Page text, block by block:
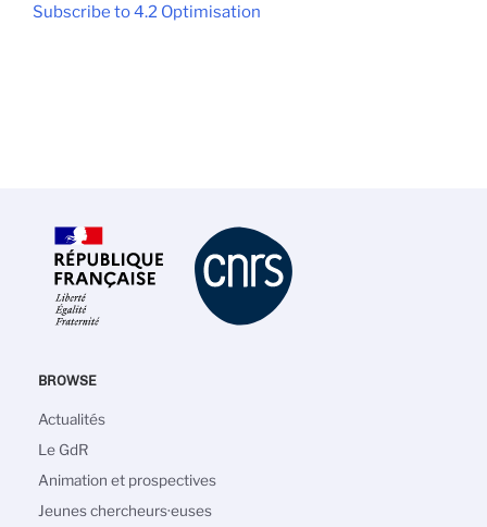
Subscribe to 4.2 Optimisation
BROWSE
Main
navigation
Actualités
Le GdR
Animation et prospectives
Jeunes chercheurs·euses